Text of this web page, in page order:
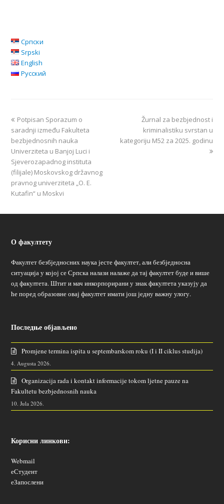
Српски
Srpski
English
Русский
Potpisan Sporazum o
saradnji između Fakulteta
bezbjednosnih nauka
Univerziteta u Banjoj Luci i
Sjeverozapadnog instituta
(filijale) Moskovskog državnog
pravnog univerziteta „O. E.
Kutafin“ u Moskvi
Žurnal za bezbjednost i
kriminalistiku svrstan u
kategoriju M52 za 2025. godinu
О факултету
Факултет безбједносних наука јесте факултет, али безбједносна
ситуација у којој се Српска налази налаже да тај факултет буде и више
од факултета. Штит и мач инкорпорирани у знак факултета указују да
ће поред образовне овај факултет имати још једну важну улогу.
Последње објављено
Promjene termina ispita u septembarskom roku (I i II ciklus studija)
4. Augusta 2026.
Organizacija rada i kontakt informacije tokom ljetne pauze na
Fakultetu bezbjednosnih nauka
10. Jula 2026.
Корисни линкови:
Webmail
еСтудент
еЗапослени